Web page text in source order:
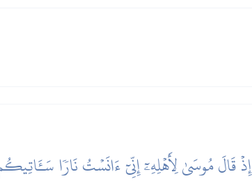
إِذۡ قَالَ مُوسَىٰ لِأَهۡلِهِۦٓ إِنِّيٓ ءَانَسۡتُ نَارٗا